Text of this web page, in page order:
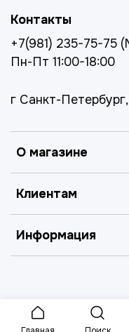
О магазине
Клиентам
Информация
Контакты
+7(981) 235-75-75
Пн-Пт 11:00-18:00
г Санкт-